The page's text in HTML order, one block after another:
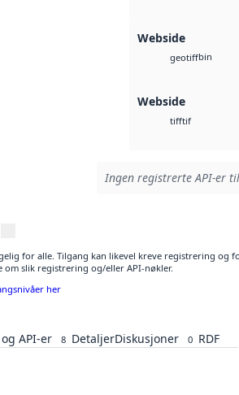
Webside
geotiffbin
Webside
tifftif
Ingen registrerte API-er
for alle. Tilgang kan likevel kreve registrering og
om slik registrering og/eller API-nøkler.
her
API-er 8 DetaljerDiskusjoner 0 RDF